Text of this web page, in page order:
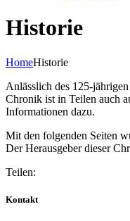
Historie
HomeHistorie
Anlässlich des 125-
Chronik ist in Teilen auch
Informationen dazu.
Mit den folgenden Seiten
Der Herausgeber dieser
Teilen:
Kontakt